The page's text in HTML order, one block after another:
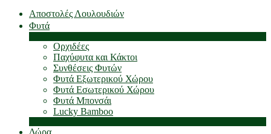
Αποστολές Λουλουδιών
Φυτά
Ορχιδέες
Παχύφυτα και Κάκτοι
Συνθέσεις Φυτών
Φυτά Εξωτερικού Χώρου
Φυτά Εσωτερικού Χώρου
Φυτά Μπονσάι
Lucky Bamboo
Δώρα